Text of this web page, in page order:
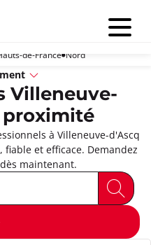
Menu
de-France Nord
Villeneuve-
à Villeneuve-d'Ascq
et efficace. Demandez
maintenant.